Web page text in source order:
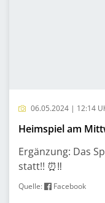
06.05.2024 | 12:14
Heimspiel am
Ergänzung: Das
statt!! ⏰‼️
Quelle: Facebook